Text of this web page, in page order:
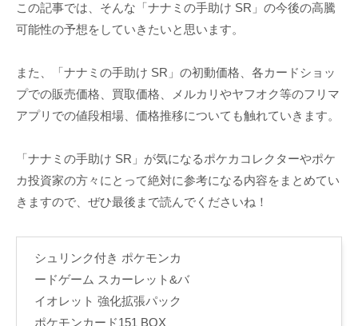
この記事では、そんな「ナナミの手助け SR」の今後の高騰
可能性の予想をしていきたいと思います。
また、「ナナミの手助け SR」の初動価格、各カードショッ
プでの販売価格、買取価格、メルカリやヤフオク等のフリマ
アプリでの値段相場、価格推移についても触れていきます。
「ナナミの手助け SR」が気になるポケカコレクターやポケ
カ投資家の方々にとって絶対に参考になる内容をまとめてい
きますので、ぜひ最後まで読んでくださいね！
シュリンク付き ポケモンカ
ードゲーム スカーレット&バ
イオレット 強化拡張パック
ポケモンカード151 BOX